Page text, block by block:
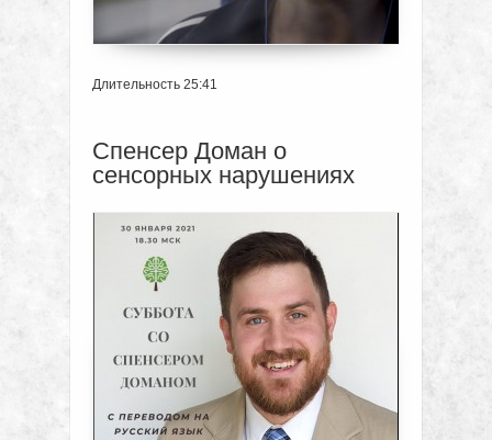
Длительность 25:41
Спенсер Доман о
сенсорных нарушениях